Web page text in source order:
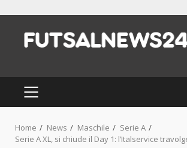
content
PRIMARY
MENU
Home News Maschile
Serie A
Serie A XL, si chiude il Day 1: l’Italservice